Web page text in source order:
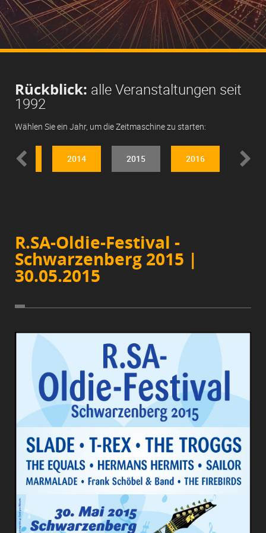
Rückblick: alle Veranstaltungen seit
1992
Wählen Sie ein Jahr, um die Zeitmaschine zu starten:
2013 2014 2015 2016 2017
R.SA-Oldie-Festival -
Schwarzenberg 2015 |
30.05.2015